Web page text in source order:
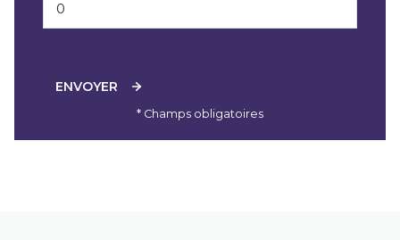
ENVOYER
* Champs obligatoires